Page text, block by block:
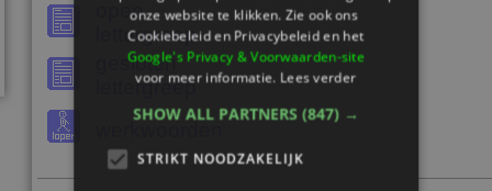
open
lettergreep
gesloten
lettergreep
onze website te klikken. Zie ook ons ​​
Cookiebeleid en Privacybeleid en het
Google's Privacy & Voorwaarden-site
voor meer informatie.Lees verder
SHOW ALL PARTNERS (847) →
STRIKT NOODZAKELIJK